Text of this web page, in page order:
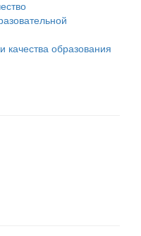
качества образования